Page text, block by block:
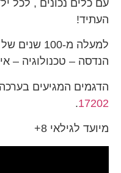
עם כלים נכונים , לכל
העתיד!
למעלה מ-
הנדסה – טכנולוגיה –
הדגמים המגיעים
17202
.
מיועד לגילאי 8+